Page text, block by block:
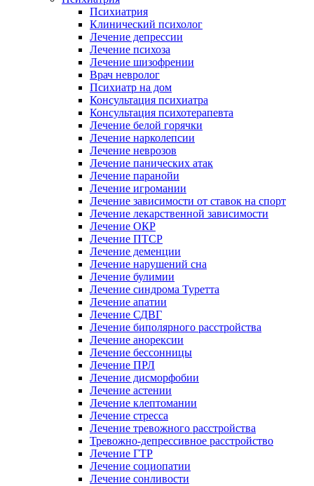
Психиатрия
Клинический психолог
Лечение депрессии
Лечение психоза
Лечение шизофрении
Врач невролог
Психиатр на дом
Консультация психиатра
Консультация психотерапевта
Лечение белой горячки
Лечение нарколепсии
Лечение неврозов
Лечение панических атак
Лечение паранойи
Лечение игромании
Лечение зависимости от ставок на спорт
Лечение лекарственной зависимости
Лечение ОКР
Лечение ПТСР
Лечение деменции
Лечение нарушений сна
Лечение булимии
Лечение синдрома Туретта
Лечение апатии
Лечение СДВГ
Лечение биполярного расстройства
Лечение анорексии
Лечение бессонницы
Лечение ПРЛ
Лечение дисморфобии
Лечение астении
Лечение клептомании
Лечение стресса
Лечение тревожного расстройства
Тревожно-депрессивное расстройство
Лечение ГТР
Лечение социопатии
Лечение сонливости